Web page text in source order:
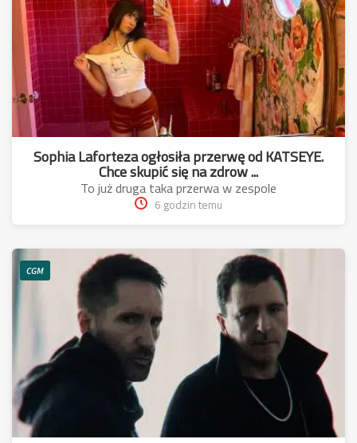
Sophia Laforteza ogłosiła przerwę od KATSEYE.
Chce skupić się na zdrow ...
To już druga taka przerwa w zespole
6 godzin temu
CGM